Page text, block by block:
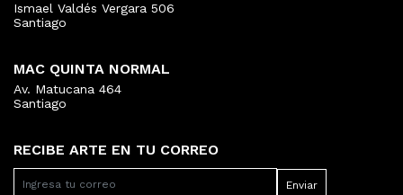
RECIBE ARTE EN TU CORREO
Ismael Valdés Vergara 506
Santiago
MAC QUINTA NORMAL
Av. Matucana 464
Santiago